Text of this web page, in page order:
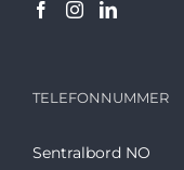
TELEFONNUMMER
Sentralbord NO